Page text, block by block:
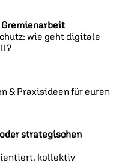
wie geht digitale
& Praxisideen für euren
strategischen
kollektiv